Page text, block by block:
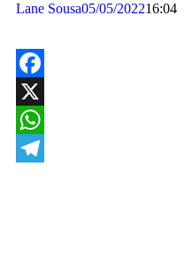
Lane Sousa05/05/202216:04
Facebook
X
WhatsApp